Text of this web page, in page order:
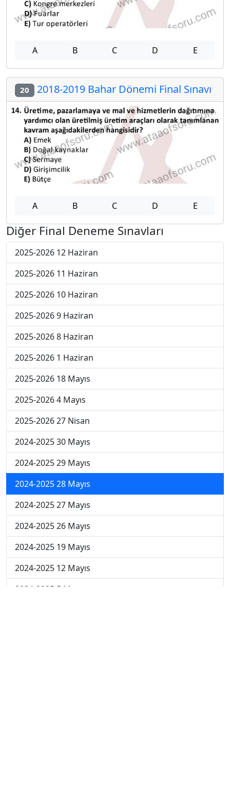
A B C D E
20 2018-2019 Bahar Dönemi Final Sınavı
A B C D E
Diğer Final Deneme Sınavları
2025-2026 12 Haziran
2025-2026 11 Haziran
2025-2026 10 Haziran
2025-2026 9 Haziran
2025-2026 8 Haziran
2025-2026 1 Haziran
2025-2026 18 Mayıs
2025-2026 4 Mayıs
2025-2026 27 Nisan
2024-2025 30 Mayıs
2024-2025 29 Mayıs
2024-2025 28 Mayıs
2024-2025 27 Mayıs
2024-2025 26 Mayıs
2024-2025 19 Mayıs
2024-2025 12 Mayıs
2024-2025 5 Mayıs